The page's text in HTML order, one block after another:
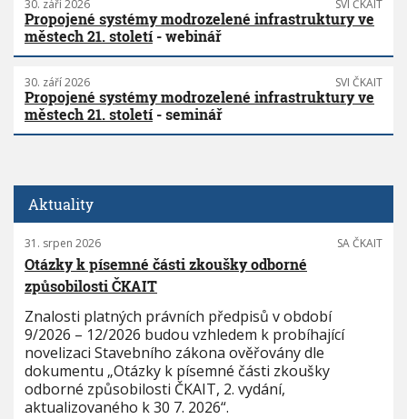
30. září 2026 SVI ČKAIT
Propojené systémy modrozelené infrastruktury ve
městech 21. století- webinář
30. září 2026 SVI ČKAIT
Propojené systémy modrozelené infrastruktury ve
městech 21. století- seminář
Aktuality
31. srpen 2026 SA ČKAIT
Otázky k písemné části zkoušky odborné
způsobilosti ČKAIT
Znalosti platných právních předpisů v období
9/2026 – 12/2026 budou vzhledem k probíhající
novelizaci Stavebního zákona ověřovány dle
dokumentu „Otázky k písemné části zkoušky
odborné způsobilosti ČKAIT, 2. vydání,
aktualizovaného k 30 7. 2026“.